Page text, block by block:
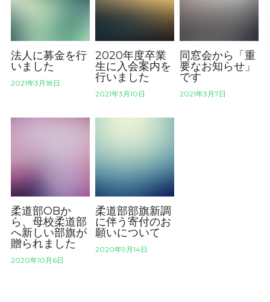
法人に募金を行
いました
2021年3月18日
2020年度卒業
生に入会案内を
行いました
2021年3月10日
同窓会から「重
要なお知らせ」
です
2021年3月7日
柔道部OBか
ら、母校柔道部
へ新しい部旗が
贈られました
2020年10月6日
柔道部部旗新調
に伴う寄付のお
願いについて
2020年9月14日